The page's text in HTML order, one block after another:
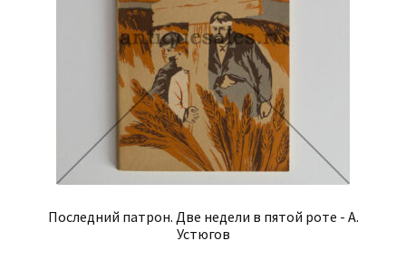
Последний патрон. Две недели в пятой роте - А.
Устюгов